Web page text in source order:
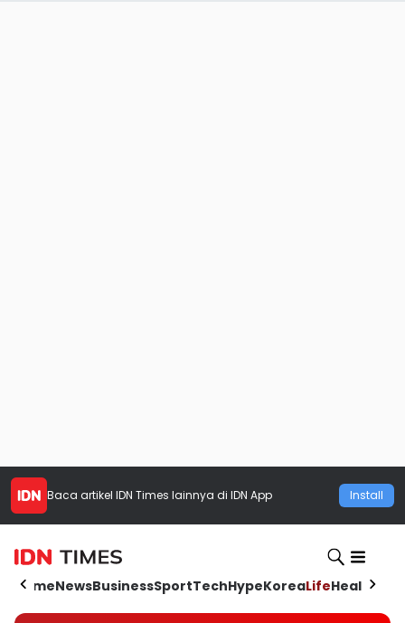
Baca artikel IDN Times lainnya di IDN App Install
HomeNewsBusinessSportTechHypeKoreaLifeHealth